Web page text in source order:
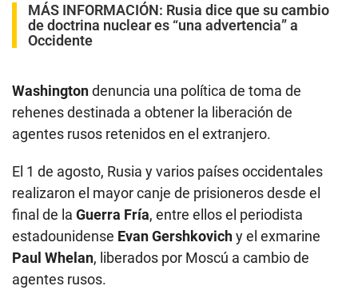
MÁS INFORMACIÓN: Rusia dice que su cambio
de doctrina nuclear es “una advertencia” a
Occidente
Washingtondenuncia una política de toma de
rehenes destinada a obtener la liberación de
agentes rusos retenidos en el extranjero.
El 1 de agosto, Rusia y varios países occidentales
realizaron el mayor canje de prisioneros desde el
final de la Guerra Fría, entre ellos el periodista
estadounidense Evan Gershkovichy el exmarine
Paul Whelan, liberados por Moscú a cambio de
agentes rusos.